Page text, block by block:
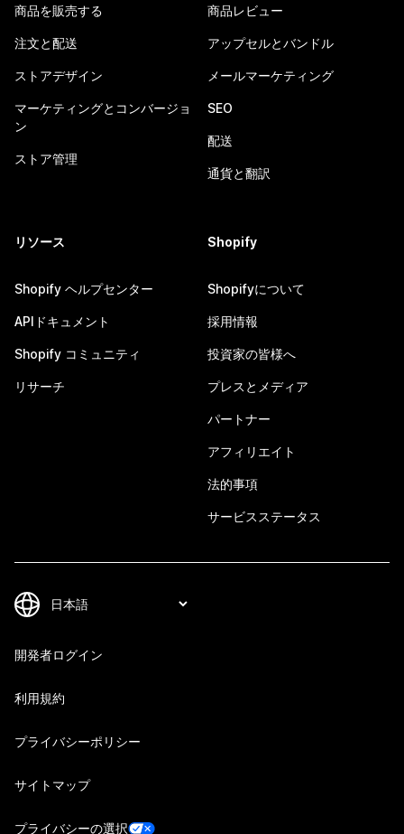
商品を販売する
注文と配送
ストアデザイン
マーケティングとコンバージョ
ン
ストア管理
商品レビュー
アップセルとバンドル
メールマーケティング
SEO
配送
通貨と翻訳
リソース
Shopify ヘルプセンター
APIドキュメント
Shopify コミュニティ
リサーチ
Shopify
Shopifyについて
採用情報
投資家の皆様へ
プレスとメディア
パートナー
アフィリエイト
法的事項
サービスステータス
開発者ログイン
利用規約
プライバシーポリシー
サイトマップ
プライバシーの選択